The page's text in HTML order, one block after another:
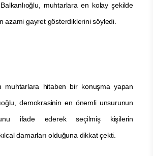
muhtarlara en kolay şekilde
azami gayret gösterdiklerini söyledi.
muhtarlara hitaben bir konuşma yapan
demokrasinin en önemli unsurunun
ifade ederek seçilmiş kişilerin
damarları olduğuna dikkat çekti.